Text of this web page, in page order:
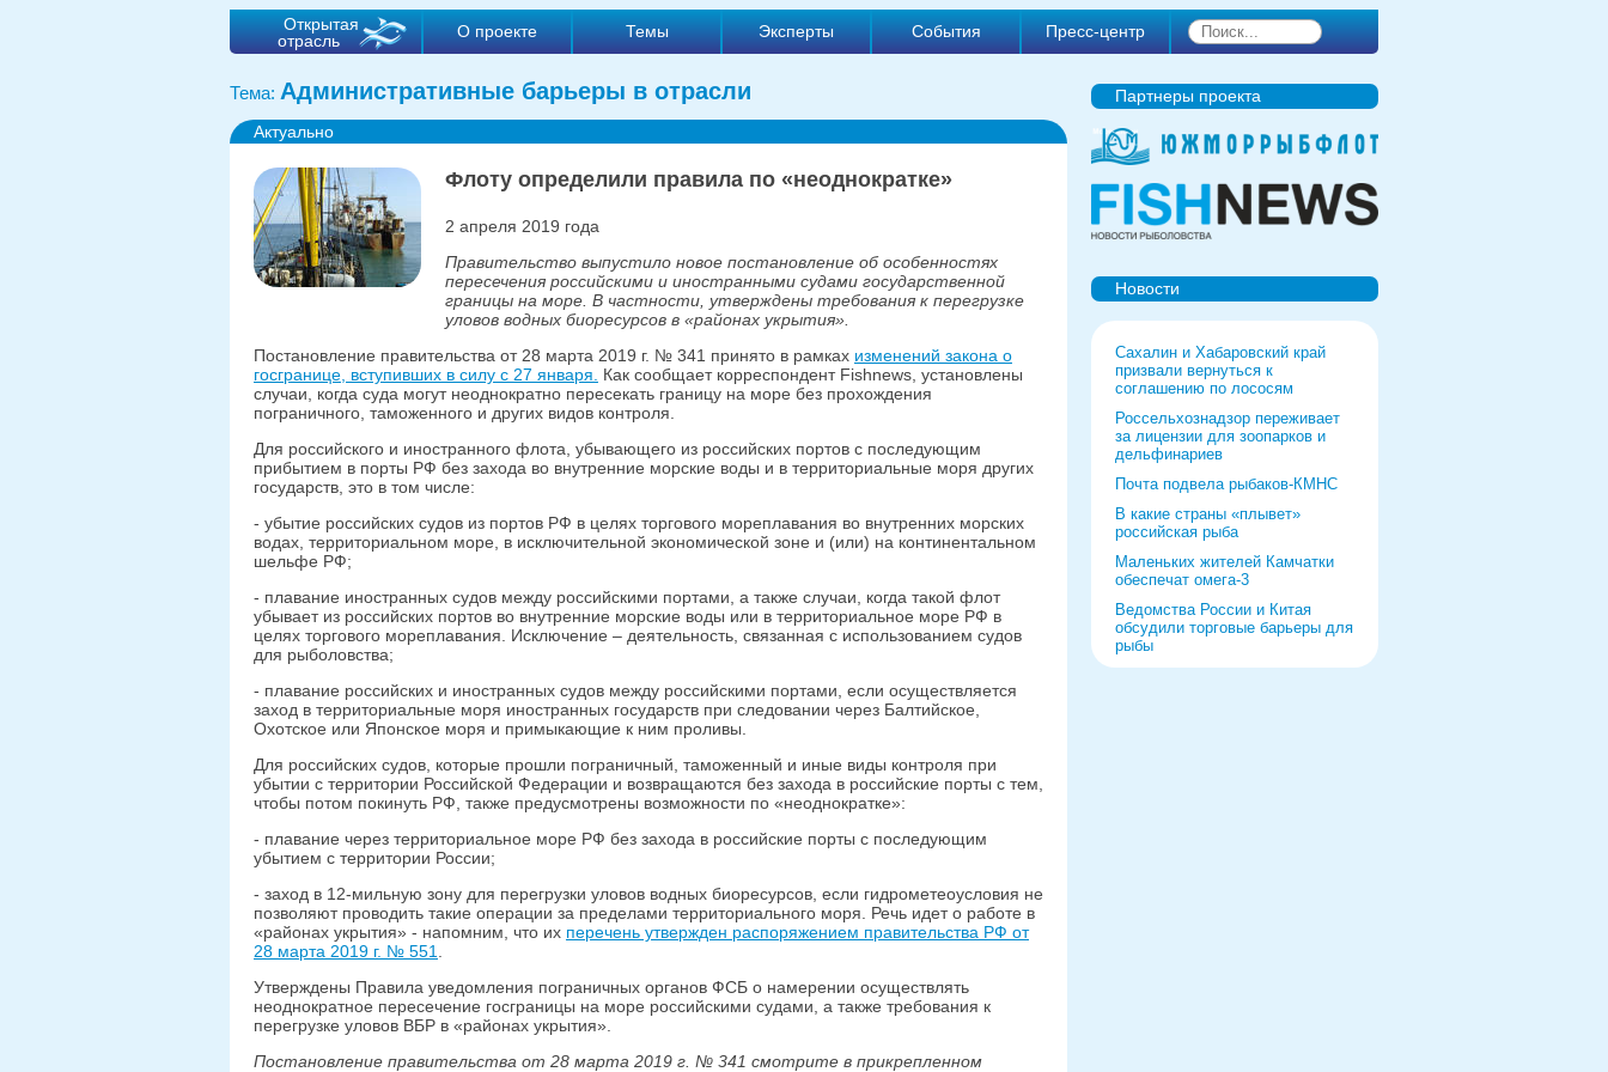
Открытая
отрасль
О проекте Темы Эксперты События Пресс-центр
Тема: Административные барьеры в отрасли
Актуально
Флоту определили правила по «неоднократке»
2 апреля 2019 года
Правительство выпустило новое постановление об особенностях
пересечения российскими и иностранными судами государственной
границы на море. В частности, утверждены требования к перегрузке
уловов водных биоресурсов в «районах укрытия».
Постановление правительства от 28 марта 2019 г. № 341 принято в рамках изменений закона о
госгранице, вступивших в силу с 27 января.
Как сообщает корреспондент Fishnews, установлены
случаи, когда суда могут неоднократно пересекать границу на море без прохождения
пограничного, таможенного и других видов контроля.
Для российского и иностранного флота, убывающего из российских портов с последующим
прибытием в порты РФ без захода во внутренние морские воды и в территориальные моря других
государств, это в том числе:
- убытие российских судов из портов РФ в целях торгового мореплавания во внутренних морских
водах, территориальном море, в исключительной экономической зоне и (или) на континентальном
шельфе РФ;
- плавание иностранных судов между российскими портами, а также случаи, когда такой флот
убывает из российских портов во внутренние морские воды или в территориальное море РФ в
целях торгового мореплавания. Исключение – деятельность, связанная с использованием судов
для рыболовства;
- плавание российских и иностранных судов между российскими портами, если осуществляется
заход в территориальные моря иностранных государств при следовании через Балтийское,
Охотское или Японское моря и примыкающие к ним проливы.
Для российских судов, которые прошли пограничный, таможенный и иные виды контроля при
убытии с территории Российской Федерации и возвращаются без захода в российские порты с тем,
чтобы потом покинуть РФ, также предусмотрены возможности по «неоднократке»:
- плавание через территориальное море РФ без захода в российские порты с последующим
убытием с территории России;
- заход в 12-мильную зону для перегрузки уловов водных биоресурсов, если гидрометеоусловия не
позволяют проводить такие операции за пределами территориального моря. Речь идет о работе в
«районах укрытия» - напомним, что их перечень утвержден распоряжением правительства РФ от
28 марта 2019 г. № 551
Утверждены Правила уведомления пограничных органов ФСБ о намерении осуществлять
неоднократное пересечение госграницы на море российскими судами, а также требования к
перегрузке уловов ВБР в «районах укрытия».
Постановление правительства от 28 марта 2019 г. № 341 смотрите в прикрепленном
Партнеры проекта
Новости
Сахалин и Хабаровский край
призвали вернуться к
соглашению по лососям
Россельхознадзор переживает
за лицензии для зоопарков и
дельфинариев
Почта подвела рыбаков-КМНС
В какие страны «плывет»
российская рыба
Маленьких жителей Камчатки
обеспечат омега-3
Ведомства России и Китая
обсудили торговые барьеры для
рыбы